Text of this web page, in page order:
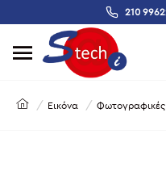
210
Εικόνα